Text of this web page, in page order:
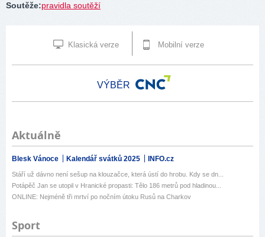
Soutěže:pravidla soutěží
Klasická verze Mobilní verze
VÝBĚR
Aktuálně
Blesk Vánoce Kalendář svátků 2025 INFO.cz
Stáří už dávno není sešup na klouzačce, která ústí do hrobu. Kdy se dn...
Potápěč Jan se utopil v Hranické propasti: Tělo 186 metrů pod hladinou...
ONLINE: Nejméně tři mrtví po nočním útoku Rusů na Charkov
Sport